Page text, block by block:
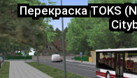
Перекраска TOKS